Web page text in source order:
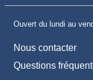
Ouvert du lundi au
Nous contacter
Questions